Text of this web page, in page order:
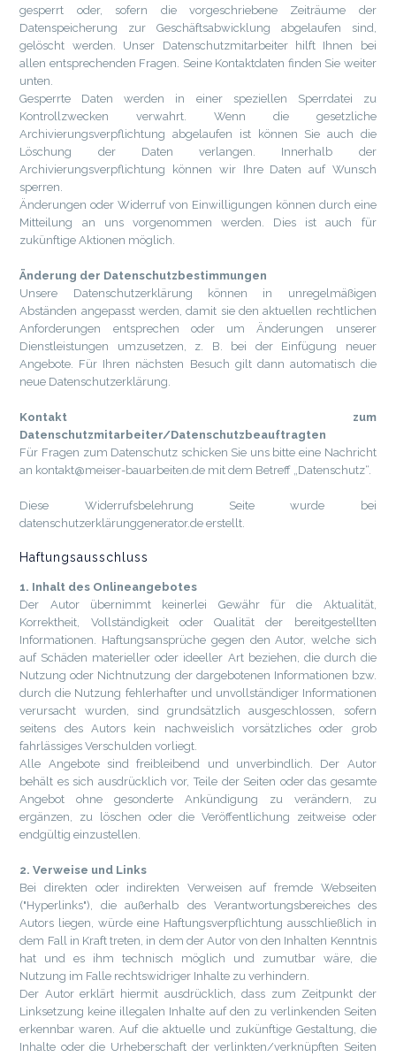
gesperrt oder, sofern die vorgeschriebene Zeiträume der
Datenspeicherung zur Geschäftsabwicklung abgelaufen sind,
gelöscht werden. Unser Datenschutzmitarbeiter hilft Ihnen bei
allen entsprechenden Fragen. Seine Kontaktdaten finden Sie weiter
unten.
Gesperrte Daten werden in einer speziellen Sperrdatei zu
Kontrollzwecken verwahrt. Wenn die gesetzliche
Archivierungsverpflichtung abgelaufen ist können Sie auch die
Löschung der Daten verlangen. Innerhalb der
Archivierungsverpflichtung können wir Ihre Daten auf Wunsch
sperren.
Änderungen oder Widerruf von Einwilligungen können durch eine
Mitteilung an uns vorgenommen werden. Dies ist auch für
zukünftige Aktionen möglich.
Änderung der Datenschutzbestimmungen
Unsere Datenschutzerklärung können in unregelmäßigen
Abständen angepasst werden, damit sie den aktuellen rechtlichen
Anforderungen entsprechen oder um Änderungen unserer
Dienstleistungen umzusetzen, z. B. bei der Einfügung neuer
Angebote. Für Ihren nächsten Besuch gilt dann automatisch die
neue Datenschutzerklärung.
Kontakt zum
Datenschutzmitarbeiter/Datenschutzbeauftragten
Für Fragen zum Datenschutz schicken Sie uns bitte eine Nachricht
an kontakt@meiser-bauarbeiten.de mit dem Betreff „Datenschutz“.
Diese Widerrufsbelehrung Seite wurde bei
datenschutzerklärunggenerator.de erstellt.
Haftungsausschluss
1. Inhalt des Onlineangebotes
Der Autor übernimmt keinerlei Gewähr für die Aktualität,
Korrektheit, Vollständigkeit oder Qualität der bereitgestellten
Informationen. Haftungsansprüche gegen den Autor, welche sich
auf Schäden materieller oder ideeller Art beziehen, die durch die
Nutzung oder Nichtnutzung der dargebotenen Informationen bzw.
durch die Nutzung fehlerhafter und unvollständiger Informationen
verursacht wurden, sind grundsätzlich ausgeschlossen, sofern
seitens des Autors kein nachweislich vorsätzliches oder grob
fahrlässiges Verschulden vorliegt.
Alle Angebote sind freibleibend und unverbindlich. Der Autor
behält es sich ausdrücklich vor, Teile der Seiten oder das gesamte
Angebot ohne gesonderte Ankündigung zu verändern, zu
ergänzen, zu löschen oder die Veröffentlichung zeitweise oder
endgültig einzustellen.
2. Verweise und Links
Bei direkten oder indirekten Verweisen auf fremde Webseiten
("Hyperlinks"), die außerhalb des Verantwortungsbereiches des
Autors liegen, würde eine Haftungsverpflichtung ausschließlich in
dem Fall in Kraft treten, in dem der Autor von den Inhalten Kenntnis
hat und es ihm technisch möglich und zumutbar wäre, die
Nutzung im Falle rechtswidriger Inhalte zu verhindern.
Der Autor erklärt hiermit ausdrücklich, dass zum Zeitpunkt der
Linksetzung keine illegalen Inhalte auf den zu verlinkenden Seiten
erkennbar waren. Auf die aktuelle und zukünftige Gestaltung, die
Inhalte oder die Urheberschaft der verlinkten/verknüpften Seiten